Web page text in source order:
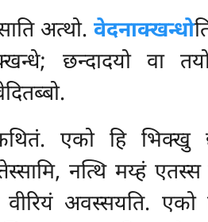
अत्थो. वेदनाक्खन्धो
छन्दादयो वा
एको हि भिक्खु
नत्थि मय्हं एतस्स
वीरियं अवस्सयति.